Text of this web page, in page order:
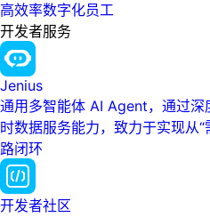
高效率数字化员工
开发者服务
Jenius
通用多智能体 AI Agent，通过深
时数据服务能力，致力于实现从“
路闭环
开发者社区